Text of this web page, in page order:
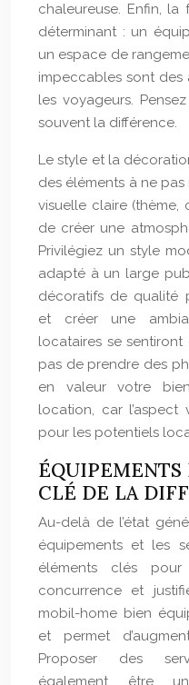
chaleureuse. Enfin,
déterminant : un
un espace de
impeccables sont des
les voyageurs.
souvent la différence.
Le style et la
des éléments à ne
visuelle claire (thème,
de créer une
Privilégiez un style
adapté à un large
décoratifs de qualité
et créer une
locataires se sentiront
pas de prendre des
en valeur votre
location, car l’aspect
pour les potentiels
ÉQUIPEMENTS
CLÉ DE LA
Au-delà de l’état
équipements et les
éléments clés
concurrence et
mobil-home bien
et permet
Proposer des
également être